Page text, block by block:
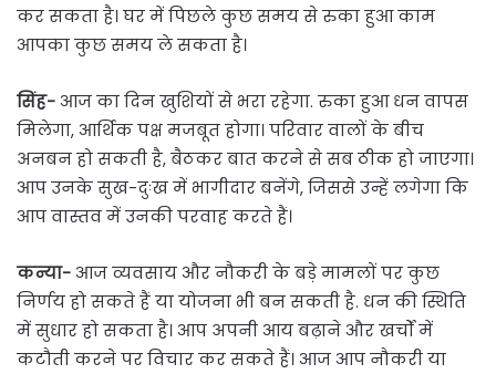
कर सकता है। घर में पिछले कुछ समय से रुका हुआ काम
आपका कुछ समय ले सकता है।
सिंह-आज का दिन खुशियों से भरा रहेगा. रुका हुआ धन वापस
मिलेगा, आर्थिक पक्ष मजबूत होगा। परिवार वालों के बीच
अनबन हो सकती है, बैठकर बात करने से सब ठीक हो जाएगा।
आप उनके सुख-दुःख में भागीदार बनेंगे, जिससे उन्हें लगेगा कि
आप वास्तव में उनकी परवाह करते हैं।
कन्या-आज व्यवसाय और नौकरी के बड़े मामलों पर कुछ
निर्णय हो सकते हैं या योजना भी बन सकती है. धन की स्थिति
में सुधार हो सकता है। आप अपनी आय बढ़ाने और खर्चों में
कटौती करने पर विचार कर सकते हैं। आज आप नौकरी या